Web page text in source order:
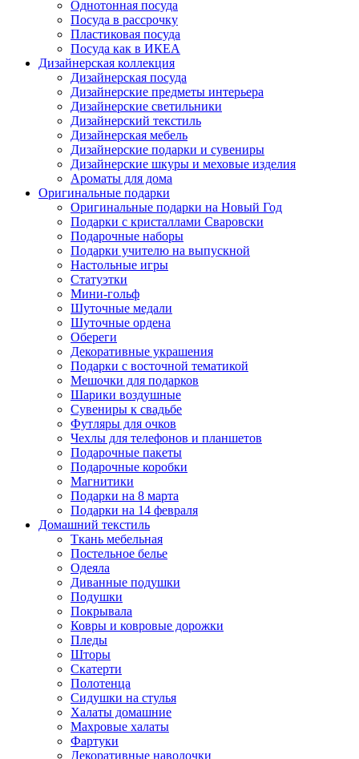
Однотонная посуда
Посуда в рассрочку
Пластиковая посуда
Посуда как в ИКЕА
Дизайнерская коллекция
Дизайнерская посуда
Дизайнерские предметы интерьера
Дизайнерские светильники
Дизайнерский текстиль
Дизайнерская мебель
Дизайнерские подарки и сувениры
Дизайнерские шкуры и меховые изделия
Ароматы для дома
Оригинальные подарки
Оригинальные подарки на Новый Год
Подарки с кристаллами Сваровски
Подарочные наборы
Подарки учителю на выпускной
Настольные игры
Статуэтки
Мини-гольф
Шуточные медали
Шуточные ордена
Обереги
Декоративные украшения
Подарки с восточной тематикой
Мешочки для подарков
Шарики воздушные
Сувениры к свадьбе
Футляры для очков
Чехлы для телефонов и планшетов
Подарочные пакеты
Подарочные коробки
Магнитики
Подарки на 8 марта
Подарки на 14 февраля
Домашний текстиль
Ткань мебельная
Постельное белье
Одеяла
Диванные подушки
Подушки
Покрывала
Ковры и ковровые дорожки
Пледы
Шторы
Скатерти
Полотенца
Сидушки на стулья
Халаты домашние
Махровые халаты
Фартуки
Декоративные наволочки